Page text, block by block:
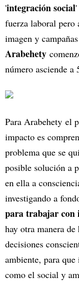
'integración social'
fuerza laboral pero
imagen y
Arabehety
número asciende a
Para Arabehety el
impacto es
problema que se
posible solución a
en ella a
investigando a
para trabajar con
hay otra manera
decisiones
ambiente, para
como el social y